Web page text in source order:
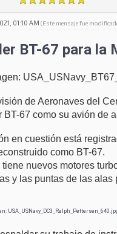
01:10 AM (Este mensaje fue
BT-67 para la
de Aeronaves del
BT-67 como su avión de
en cuestión está
como BT-67.
tiene nuevos motores
y las puntas de las